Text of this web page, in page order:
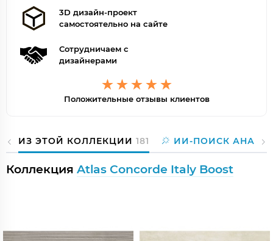
3D дизайн-проект
самостоятельно на сайте
Сотрудничаем с
дизайнерами
Положительные отзывы клиентов
ИЗ ЭТОЙ КОЛЛЕКЦИИ 181 ИИ-ПОИСК
Коллекция Atlas Concorde Italy Boost